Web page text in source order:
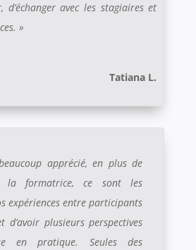
d’échanger avec les stagiaires et
»
Tatiana L.
apprécié, en plus de
la formatrice, ce sont les
expériences entre participants
d’avoir plusieurs perspectives
en pratique. Seules des